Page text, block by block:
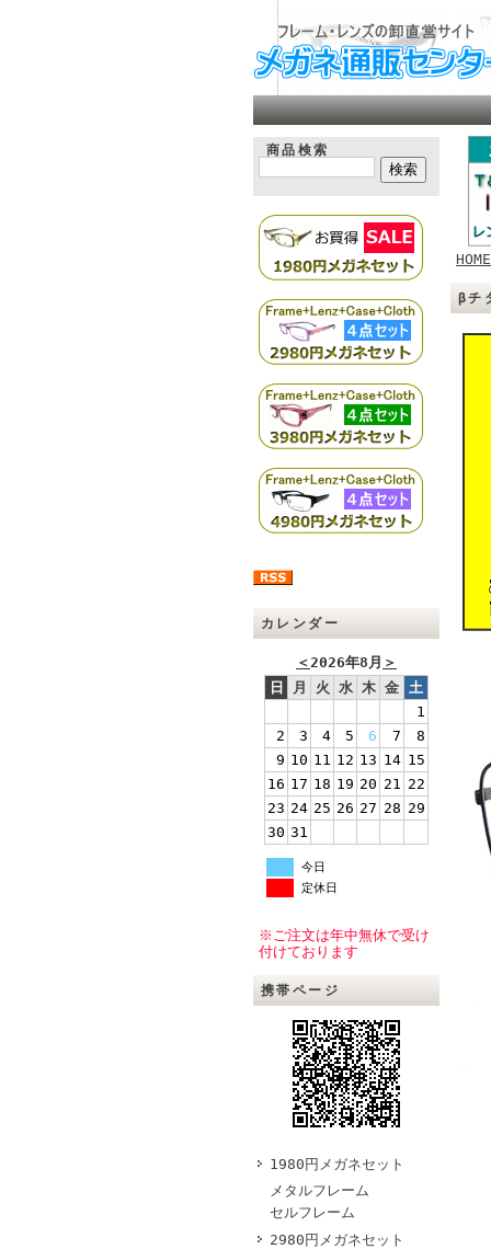
商品検索
カレンダー
＜2026年8月 ＞
日
月 火 水 木 金 土
1
2
3 4 5 6 7
8
9 10 11 12 13 14 15
16 17 18 19 20 21 22
23 24 25 26 27 28 29
30 31
今日
定休日
※ご注文は年中無休で受け
付けております
携帯ページ
1980円メガネセット
メタルフレーム
セルフレーム
2980円メガネセット
HOME
βチ